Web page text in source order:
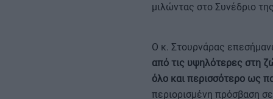
μιλώντας στο Συνέδριο
Ο κ. Στουρνάρας
από τις υψηλότερες στη
όλο και περισσότερο ως
περιορισμένη πρόσβαση